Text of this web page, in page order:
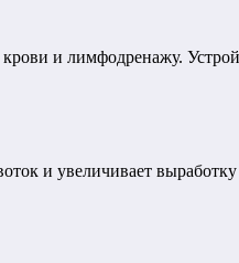
и лимфодренажу.
и увеличивает выработку